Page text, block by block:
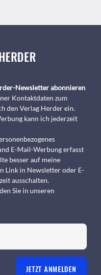
Newsletter abonnieren
Kontaktdaten zum
den Verlag Herder ein.
kann ich jederzeit
E-Mail-Werbung erfasst
besser auf meine
Link in Newsletter oder E-
ausschalten.
Sie in unseren
JETZT ANMELDEN